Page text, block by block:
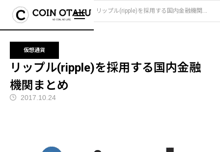
ブログ 仮想通貨 リップル(ripple)を採用する国内金融機関まとめ
仮想通貨
リップル(ripple)を採用する国内金融
機関まとめ
2017.10.24